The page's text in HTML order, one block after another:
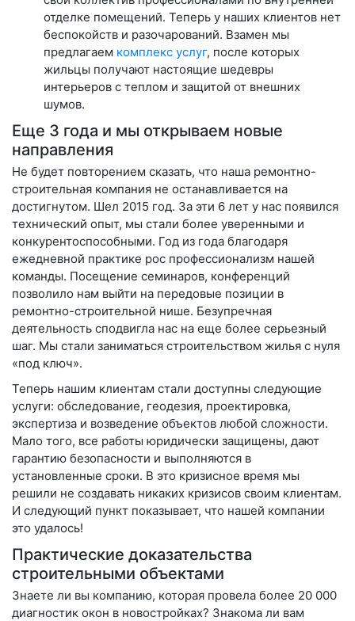
отделке помещений. Теперь у наших клиентов нет
беспокойств и разочарований. Взамен мы
предлагаем комплекс услуг, после которых
жильцы получают настоящие шедевры
интерьеров с теплом и защитой от внешних
шумов.
Еще 3 года и мы открываем новые
направления
Не будет повторением сказать, что наша ремонтно-
строительная компания не останавливается на
достигнутом. Шел 2015 год. За эти 6 лет у нас появился
технический опыт, мы стали более уверенными и
конкурентоспособными. Год из года благодаря
ежедневной практике рос профессионализм нашей
команды. Посещение семинаров, конференций
позволило нам выйти на передовые позиции в
ремонтно-строительной нише. Безупречная
деятельность сподвигла нас на еще более серьезный
шаг. Мы стали заниматься строительством жилья с нуля
«под ключ».
Теперь нашим клиентам стали доступны следующие
услуги: обследование, геодезия, проектировка,
экспертиза и возведение объектов любой сложности.
Мало того, все работы юридически защищены, дают
гарантию безопасности и выполняются в
установленные сроки. В это кризисное время мы
решили не создавать никаких кризисов своим клиентам.
И следующий пункт показывает, что нашей компании
это удалось!
Практические доказательства
строительными объектами
Знаете ли вы компанию, которая провела более 20 000
диагностик окон в новостройках? Знакома ли вам